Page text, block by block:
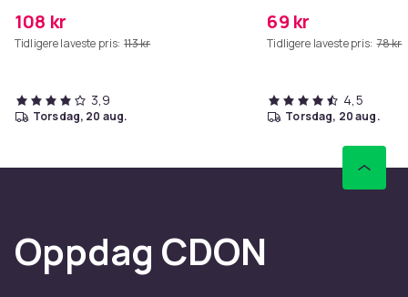
108 kr
Tidligere laveste pris: 113 kr
3,9
torsdag, 20 aug.
69 kr
Tidligere laveste pris: 78 kr
4,5
torsdag, 20 aug.
Oppdag CDON